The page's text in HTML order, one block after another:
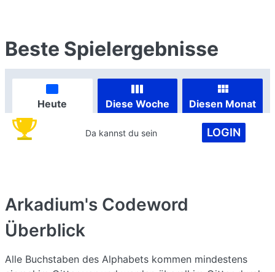
Beste Spielergebnisse
Heute Diese Woche Diesen Monat
Da kannst du sein LOGIN
Arkadium's Codeword
Überblick
Alle Buchstaben des Alphabets kommen mindestens